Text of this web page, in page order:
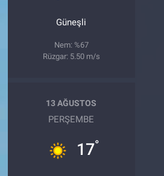
Güneşli
Nem: %67
Rüzgar: 5.50 m/s
13 AĞUSTOS
PERŞEMBE
17°